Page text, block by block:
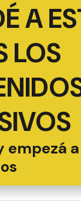
A
LOS
empezá